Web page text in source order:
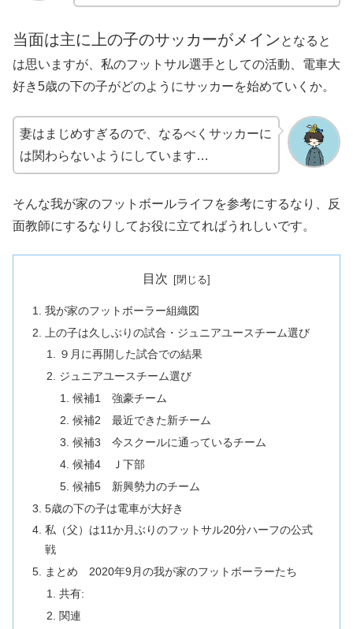
当面は主に上の子のサッカーがメインとなると
は思いますが、私のフットサル選手としての活動、電車大
好き5歳の下の子がどのようにサッカーを始めていくか。
妻はまじめすぎるので、なるべくサッカーに
は関わらないようにしています…
そんな我が家のフットボールライフを参考にするなり、反
面教師にするなりしてお役に立てればうれしいです。
目次
我が家のフットボーラー組織図
上の子は久しぶりの試合・ジュニアユースチーム選び
９月に再開した試合での結果
ジュニアユースチーム選び
候補1 強豪チーム
候補2 最近できた新チーム
候補3 今スクールに通っているチーム
候補4 Ｊ下部
候補5 新興勢力のチーム
5歳の下の子は電車が大好き
私（父）は11か月ぶりのフットサル20分ハーフの公式
戦
まとめ 2020年9月の我が家のフットボーラーたち
共有:
関連